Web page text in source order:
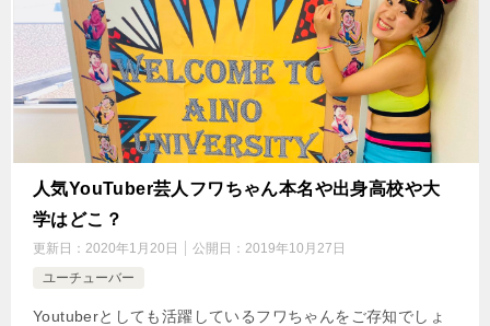
人気YouTuber芸人フワちゃん本名や出身高校や大
学はどこ？
更新日： 2020年1月20日 公開日： 2019年10月27日
ユーチューバー
Youtuberとしても活躍しているフワちゃんをご存知でしょ